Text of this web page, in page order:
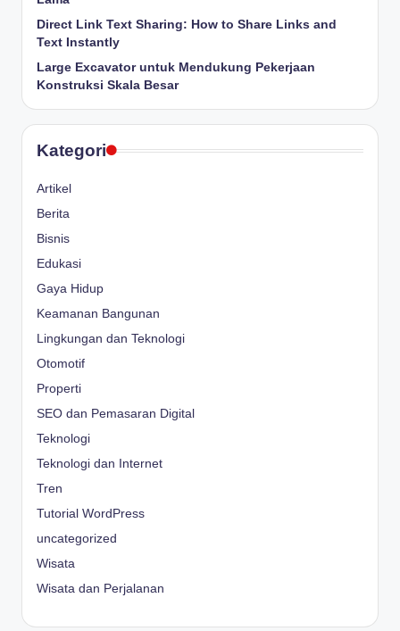
Direct Link Text Sharing: How to Share Links and
Text Instantly
Large Excavator untuk Mendukung Pekerjaan
Konstruksi Skala Besar
Kategori
Artikel
Berita
Bisnis
Edukasi
Gaya Hidup
Keamanan Bangunan
Lingkungan dan Teknologi
Otomotif
Properti
SEO dan Pemasaran Digital
Teknologi
Teknologi dan Internet
Tren
Tutorial WordPress
uncategorized
Wisata
Wisata dan Perjalanan